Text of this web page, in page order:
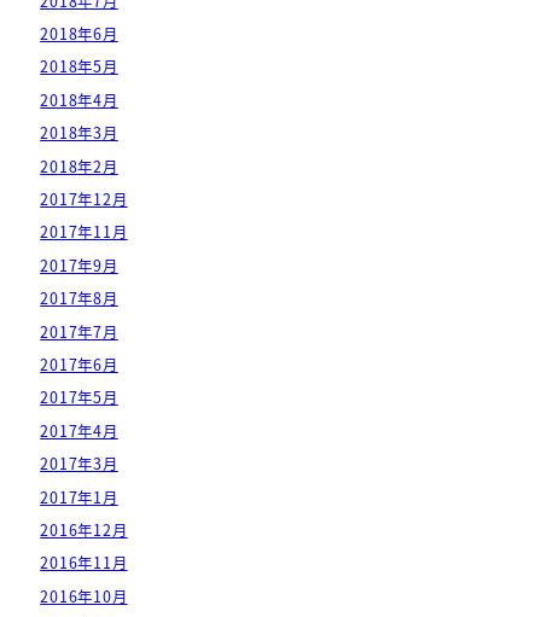
2018年6月
2018年5月
2018年4月
2018年3月
2018年2月
2017年12月
2017年11月
2017年9月
2017年8月
2017年7月
2017年6月
2017年5月
2017年4月
2017年3月
2017年1月
2016年12月
2016年11月
2016年10月